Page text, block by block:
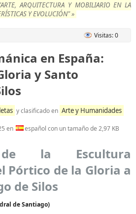
ARQUITECTURA Y MOBILIARIO EN LA
Y EVOLUCIÓN" »
Visitas: 0
en España:
y Santo
y clasificado en Arte y Humanidades
en español con un tamaño de 2,97 KB
de la Escultura
Pórtico de la Gloria a
de Silos
de Santiago)